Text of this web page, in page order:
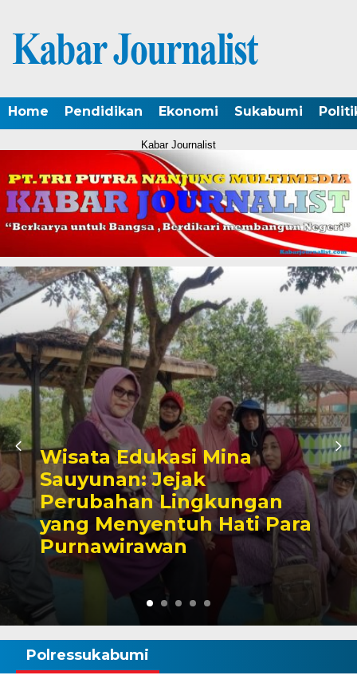
Home Pendidikan Ekonomi Sukabumi
Kabar Journalist
Ketua Komisi III DPRD Kota
Sukabumi Berikan
Dukungan Pokdakan Mina
Sauyunan Kadulawang
Semakin Profesional dan
Sejahtera
Polressukabumi